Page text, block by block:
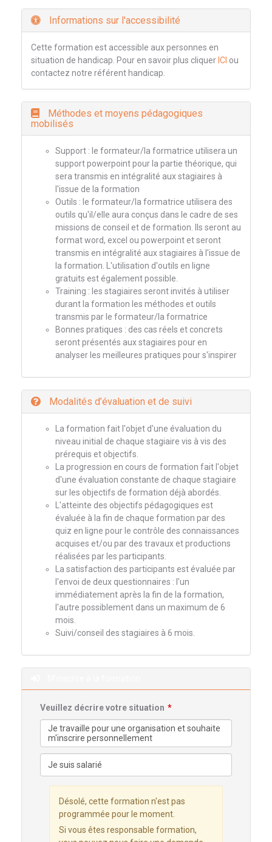
Informations sur l'accessibilité
Cette formation est accessible aux personnes en
situation de handicap. Pour en savoir plus cliquer ICI ou
contactez notre référent handicap.
Méthodes et moyens pédagogiques
mobilisés
Support : le formateur/la formatrice utilisera un
support powerpoint pour la partie théorique, qui
sera transmis en intégralité aux stagiaires à
l'issue de la formation
Outils : le formateur/la formatrice utilisera des
outils qu'il/elle aura conçus dans le cadre de ses
missions de conseil et de formation. Ils seront au
format word, excel ou powerpoint et seront
transmis en intégralité aux stagiaires à l'issue de
la formation. L'utilisation d'outils en ligne
gratuits est également possible.
Training : les stagiaires seront invités à utiliser
durant la formation les méthodes et outils
transmis par le formateur/la formatrice
Bonnes pratiques : des cas réels et concrets
seront présentés aux stagiaires pour en
analyser les meilleures pratiques pour s'inspirer
Modalités d’évaluation et de suivi
La formation fait l'objet d'une évaluation du
niveau initial de chaque stagiaire vis à vis des
prérequis et objectifs.
La progression en cours de formation fait l'objet
d'une évaluation constante de chaque stagiaire
sur les objectifs de formation déjà abordés.
L'atteinte des objectifs pédagogiques est
évaluée à la fin de chaque formation par des
quiz en ligne pour le contrôle des connaissances
acquises et/ou par des travaux et productions
réalisées par les participants.
La satisfaction des participants est évaluée par
l'envoi de deux questionnaires : l'un
immédiatement après la fin de la formation,
l'autre possiblement dans un maximum de 6
mois.
Suivi/conseil des stagiaires à 6 mois.
Veuillez décrire votre situation
Désolé, cette formation n'est pas
programmée pour le moment.
Si vous êtes responsable formation,